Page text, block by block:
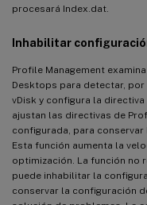
procesará Index.dat.
Inhabilitar
Profile Management
Desktops para detectar,
vDisk y configura la
ajustan las directivas de
configurada, para conservar
Esta función aumenta la
optimización. La función no
puede inhabilitar la
conservar la configuración